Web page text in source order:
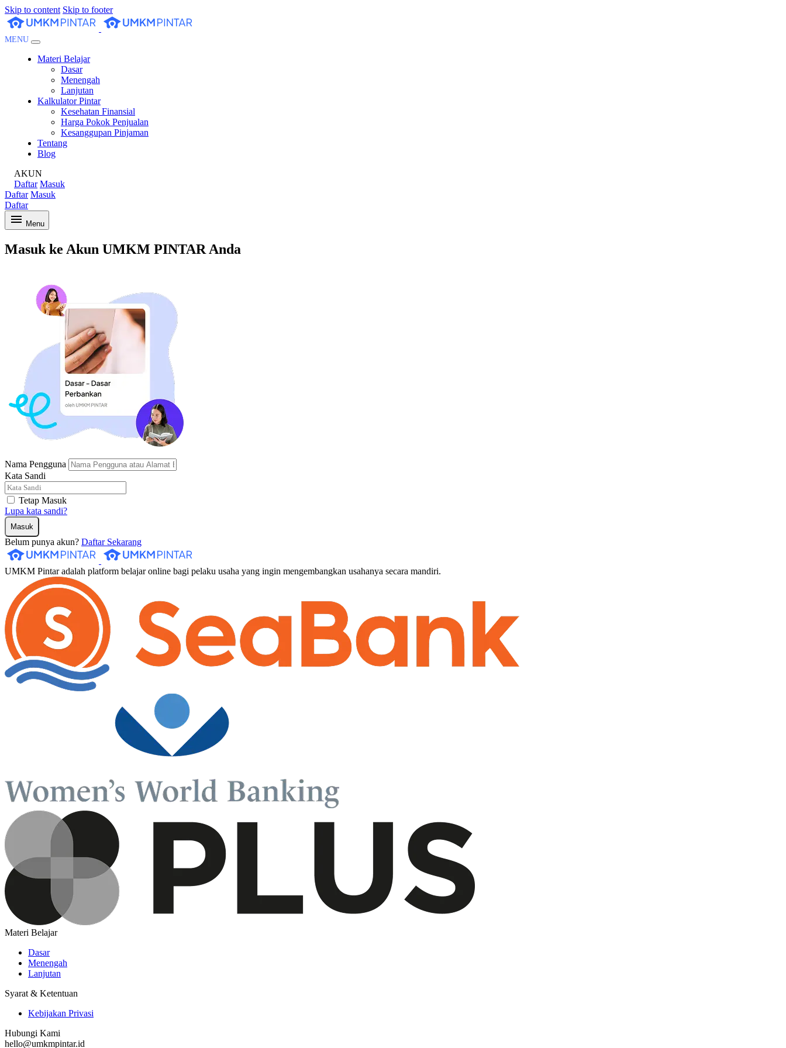
Skip to content Skip to footer
MENU
Materi Belajar
Dasar
Menengah
Lanjutan
Kalkulator Pintar
Kesehatan Finansial
Harga Pokok Penjualan
Kesanggupan Pinjaman
Tentang
Blog
AKUN
Daftar Masuk
Daftar Masuk
Daftar
Menu
Masuk ke Akun UMKM PINTAR Anda
Nama Pengguna
Kata Sandi
Tetap Masuk
Lupa kata sandi?
Masuk
Belum punya akun? Daftar Sekarang
UMKM Pintar adalah platform belajar online bagi pelaku usaha yang ingin mengembangkan usahanya secara mandiri.
Materi Belajar
Dasar
Menengah
Lanjutan
Syarat & Ketentuan
Kebijakan Privasi
Hubungi Kami
hello@umkmpintar.id